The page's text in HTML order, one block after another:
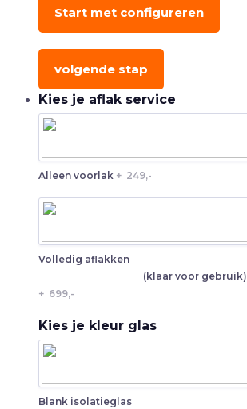
Start met configureren
volgende stap
Kies je aflak service
Alleen voorlak + 249,-
Volledig aflakken
(klaar voor gebruik)
+ 699,-
Kies je kleur glas
Blank isolatieglas